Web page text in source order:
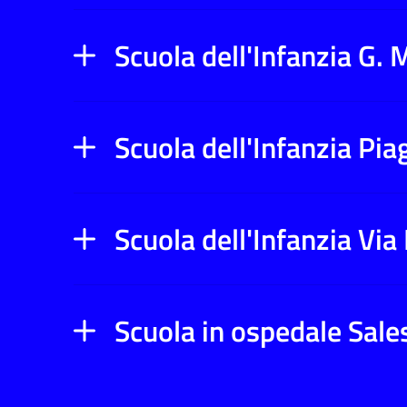
Scuola dell'Infanzia G.
Scuola dell'Infanzia
Scuola dell'Infanzia
Scuola in ospedale